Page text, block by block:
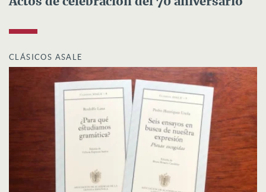
CLÁSICOS ASALE